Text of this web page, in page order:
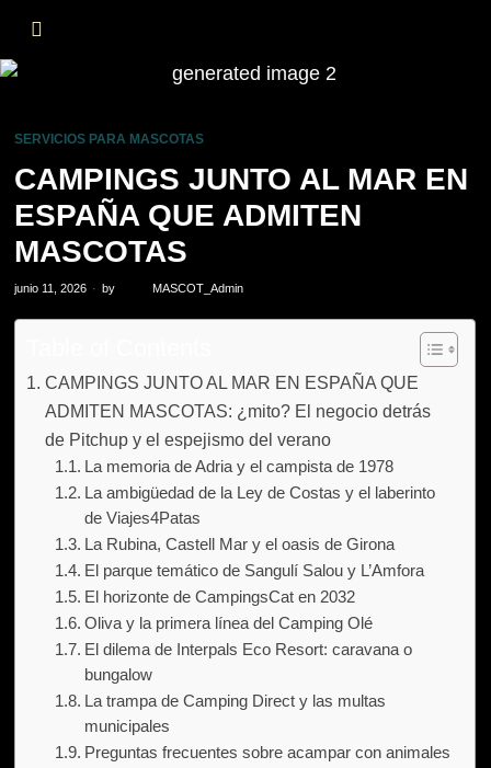
SERVICIOS PARA MASCOTAS
CAMPINGS JUNTO AL MAR EN
ESPAÑA QUE ADMITEN
MASCOTAS
junio 11, 2026 by MASCOT_Admin
CAMPINGS JUNTO AL MAR EN ESPAÑA QUE
ADMITEN MASCOTAS: ¿mito? El negocio detrás
de Pitchup y el espejismo del verano
La memoria de Adria y el campista de 1978
La ambigüedad de la Ley de Costas y el laberinto
de Viajes4Patas
La Rubina, Castell Mar y el oasis de Girona
El parque temático de Sangulí Salou y L’Amfora
El horizonte de CampingsCat en 2032
Oliva y la primera línea del Camping Olé
El dilema de Interpals Eco Resort: caravana o
bungalow
La trampa de Camping Direct y las multas
municipales
Preguntas frecuentes sobre acampar con animales